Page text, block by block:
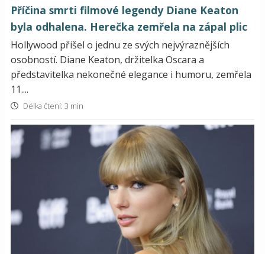
Příčina smrti filmové legendy Diane Keaton
byla odhalena. Herečka zemřela na zápal plic
Hollywood přišel o jednu ze svých nejvýraznějších
osobností. Diane Keaton, držitelka Oscara a
představitelka nekonečné elegance i humoru, zemřela
11....
Délka čtení: 3 min